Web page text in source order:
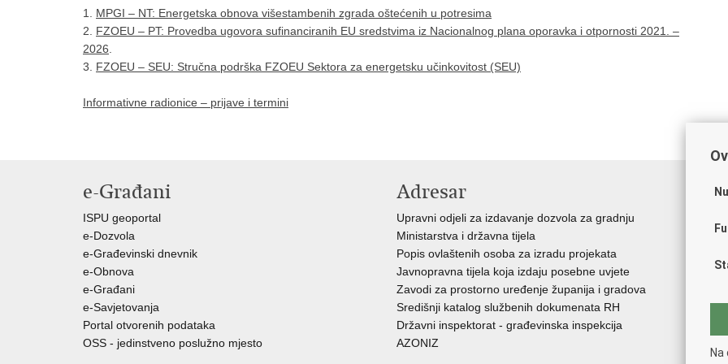
1. MPGI – NT: Energetska obnova višestambenih zgrada oštećenih u potresima
2. FZOEU – PT: Provedba ugovora sufinanciranih EU sredstvima iz Nacionalnog plana oporavka i otpornosti 2021. –
2026
3. FZOEU – SEU: Stručna podrška FZOEU Sektora za energetsku učinkovitost (SEU)
Informativne radionice – prijave i termini
e-Građani
ISPU geoportal
e-Dozvola
e-Građevinski dnevnik
e-Obnova
e-Građani
e-Savjetovanja
Portal otvorenih podataka
OSS - jedinstveno poslužno mjesto
Adresar
Upravni odjeli za izdavanje dozvola za gradnju
Ministarstva i državna tijela
Popis ovlaštenih osoba za izradu projekata
Javnopravna tijela koja izdaju posebne uvjete
Zavodi za prostorno uređenje županija i gradova
Središnji katalog službenih dokumenata RH
Državni inspektorat - građevinska inspekcija
AZONIZ